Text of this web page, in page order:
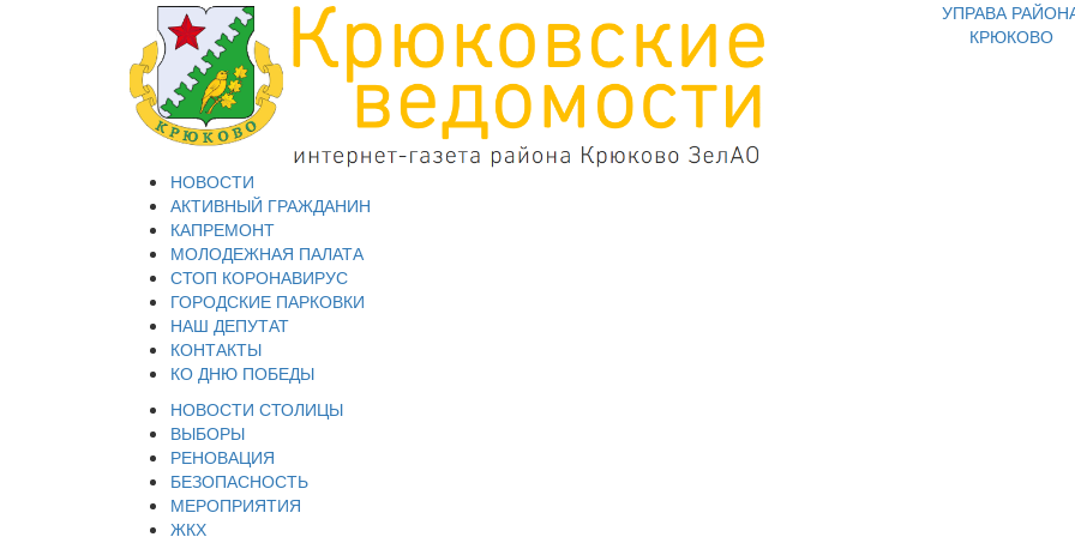
УПРАВА
КРЮКОВО
НОВОСТИ
АКТИВНЫЙ ГРАЖДАНИН
КАПРЕМОНТ
МОЛОДЕЖНАЯ ПАЛАТА
СТОП КОРОНАВИРУС
ГОРОДСКИЕ ПАРКОВКИ
НАШ ДЕПУТАТ
КОНТАКТЫ
КО ДНЮ ПОБЕДЫ
НОВОСТИ СТОЛИЦЫ
ВЫБОРЫ
РЕНОВАЦИЯ
БЕЗОПАСНОСТЬ
МЕРОПРИЯТИЯ
ЖКХ